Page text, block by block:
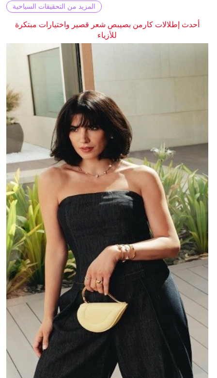
المزيد من التحقيقات السياحية
أحدث إطلالات كارمن بصيبص شعر قصير واختيارات مبتكرة
للأزياء